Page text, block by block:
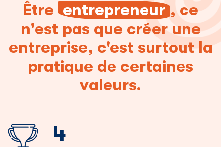
Être entrepreneur , ce
n'est pas que créer une
entreprise, c'est surtout la
pratique de certaines
valeurs.
7